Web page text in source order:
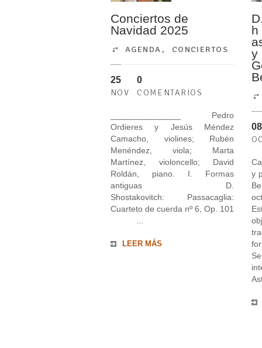
Conciertos de
Navidad 2025
AGENDA , CONCIERTOS
25
NOV
0
COMENTARIOS
_______________ Pedro
Ordieres y Jesús Méndez
Camacho, violines; Rubén
Menéndez, viola; Marta
Martínez, violoncello; David
Roldán, piano. I. Formas
antiguas D.
Shostakovitch: Passacaglia:
Cuarteto de cuerda nº 6, Op. 101
LEER MÁS
h
y
08
y